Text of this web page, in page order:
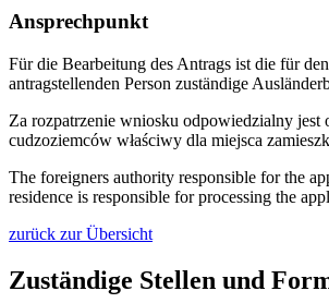
Ansprechpunkt
Für die Bearbeitung des Antrags ist die für
antragstellenden Person zuständige
Za rozpatrzenie wniosku odpowiedzialny jest
cudzoziemców właściwy dla miejsca
The foreigners authority responsible for the
residence is responsible for processing the
zurück zur Übersicht
Zuständige Stellen und